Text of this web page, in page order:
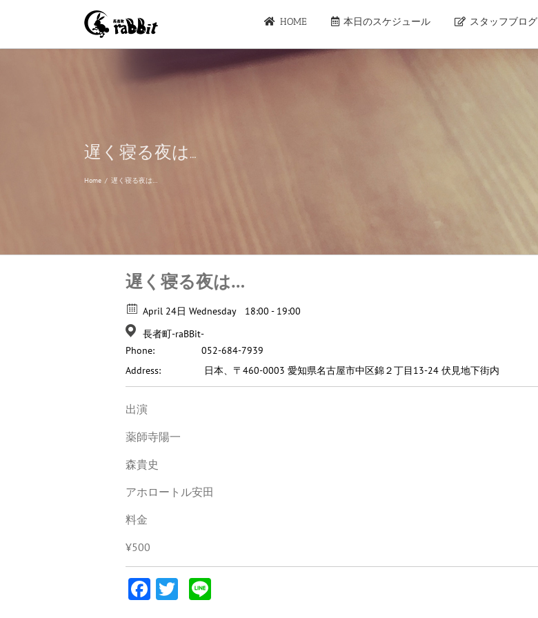
HOME 本日のスケジュール スタッフブログ
遅く寝る夜は…
Home / 遅く寝る夜は…
遅く寝る夜は…
April 24日 Wednesday
18:00 - 19:00
長者町-raBBit-
Phone:
052-684-7939
Address:
日本、〒460-0003 愛知県名古屋市中区錦２丁目13-24 伏見地下街内
出演
薬師寺陽一
森貴史
アホロートル安田
料金
¥500
Facebook
Twitter